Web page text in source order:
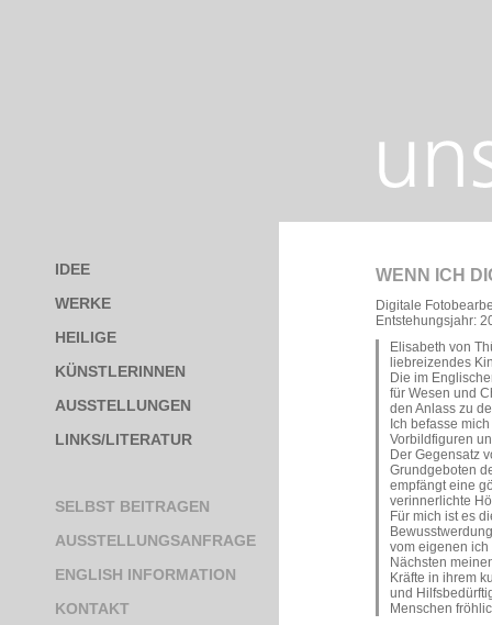
IDEE
WERKE
HEILIGE
KÜNSTLERINNEN
AUSSTELLUNGEN
LINKS/LITERATUR
SELBST BEITRAGEN
AUSSTELLUNGSANFRAGE
ENGLISH INFORMATION
KONTAKT
WENN ICH
Digitale
Entstehungsjahr:
Elisabeth von
liebreizendes
Die im
für Wesen und
den Anlass zu
Ich befasse
Vorbildfiguren
Der Gegensatz
Grundgeboten
empfängt eine
verinnerlichte
Für mich ist es
vom eigenen ich
Nächsten
Kräfte in ihrem
und
Menschen